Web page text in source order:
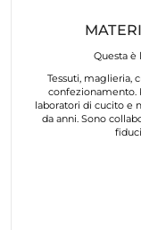
Questa è
Tessuti, maglieria,
confezionamento.
laboratori di cucito e
da anni. Sono